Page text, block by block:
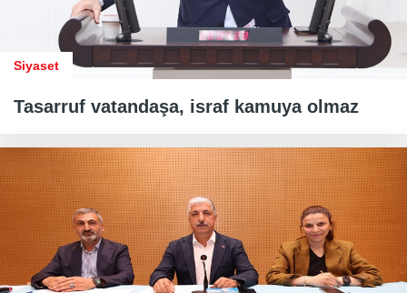
Siyaset
Tasarruf vatandaşa, israf kamuya olmaz